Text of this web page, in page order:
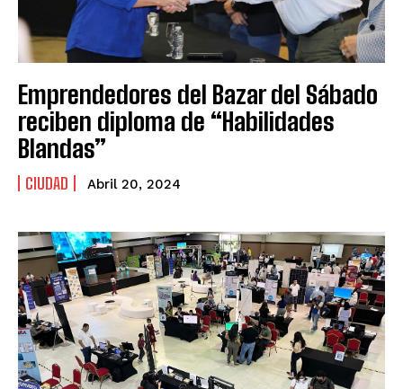
Emprendedores del Bazar del Sábado
reciben diploma de “Habilidades
Blandas”
CIUDAD Abril 20, 2024